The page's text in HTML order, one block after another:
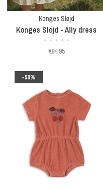
Konges Sløjd
Konges Slojd - Ally dress
• • • • •
€94,95
-50%